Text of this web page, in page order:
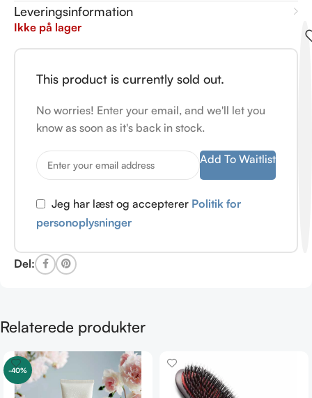
Leveringsinformation
Ikke på lager
This product is currently sold out.
No worries! Enter your email, and we'll let you
know as soon as it's back in stock.
Add To Waitlist
Jeg har læst og accepterer Politik for
personoplysninger
Del:
Relaterede produkter
-40%